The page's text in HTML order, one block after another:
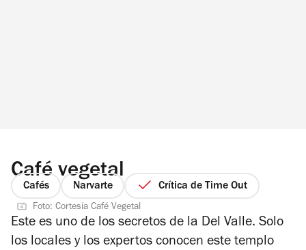
Café vegetal
Cafés Narvarte Crítica de Time Out
Foto: Cortesía Café Vegetal
Este es uno de los secretos de la Del Valle. Solo
los locales y los expertos conocen este templo